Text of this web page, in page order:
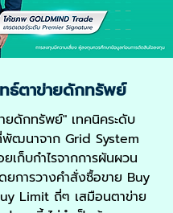
ธ์ตาข่ายดักทรัพย์
ยดักทรัพย์" เทคนิคระดับ
ฒนาจาก Grid System
เก็บกำไรจากการผันผวน
ยการวางคำสั่งซื้อขาย Buy
Limit ถี่ๆ เสมือนตาข่าย